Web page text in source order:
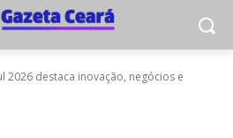
2026 destaca inovação, negócios e